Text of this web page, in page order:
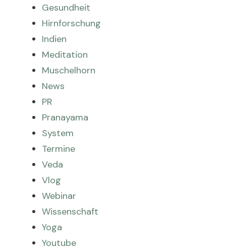
Gesundheit
Hirnforschung
Indien
Meditation
Muschelhorn
News
PR
Pranayama
System
Termine
Veda
Vlog
Webinar
Wissenschaft
Yoga
Youtube